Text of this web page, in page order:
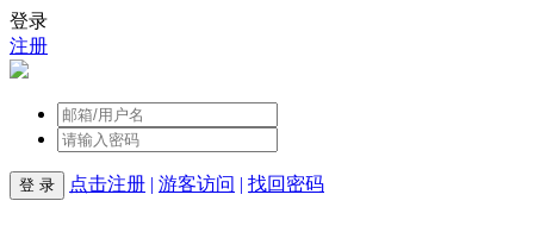
登录
注册
点击注册 | 游客访问 | 找回密码